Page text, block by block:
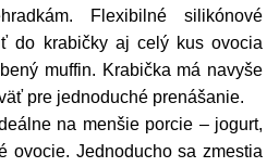
Flexibilné silikónové
do krabičky aj celý kus ovocia
muffin. Krabička má navyše
pre jednoduché prenášanie.
na menšie porcie – jogurt,
ovocie. Jednoducho sa zmestia